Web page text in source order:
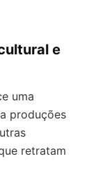
e
uma
produções
retratam